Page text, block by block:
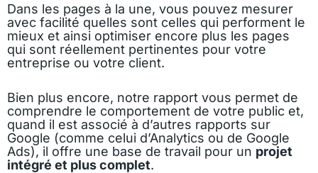
Dans les pages à la une, vous pouvez mesurer
avec facilité quelles sont celles qui performent le
mieux et ainsi optimiser encore plus les pages
qui sont réellement pertinentes pour votre
entreprise ou votre client.
Bien plus encore, notre rapport vous permet de
comprendre le comportement de votre public et,
quand il est associé à d’autres rapports sur
Google (comme celui d’Analytics ou de Google
Ads), il offre une base de travail pour un projet
intégré et plus complet.